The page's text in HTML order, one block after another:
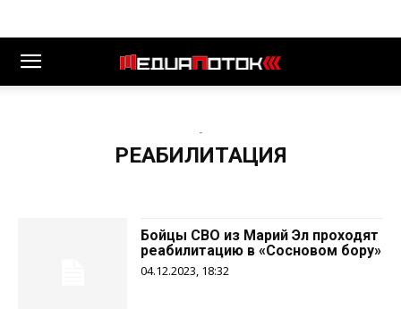
-
РЕАБИЛИТАЦИЯ
Бойцы СВО из Марий Эл проходят
реабилитацию в «Сосновом бору»
04.12.2023, 18:32